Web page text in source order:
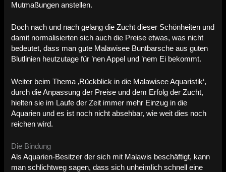
Mutmaßungen anstellen.
Doch nach und nach gelang die Zucht dieser Schönheiten und
damit normalisierten sich auch die Preise etwas, was nicht
bedeutet, dass man gute Malawisee Buntbarsche aus guten
Blutlinien heutzutage für ’nen Appel und ’nem Ei bekommt.
Weiter beim Thema ‚Rückblick in die Malawisee Aquaristik‘,
durch die Anpassung der Preise und dem Erfolg der Zucht,
hielten sie im Laufe der Zeit immer mehr Einzug in die
Aquarien und es ist noch nicht absehbar, wie weit dies noch
reichen wird.
Die Bindung
Als Aquarien-Besitzer der sich mit Malawis beschäftigt, kann
man schlichtweg sagen, dass sich unheimlich schnell eine